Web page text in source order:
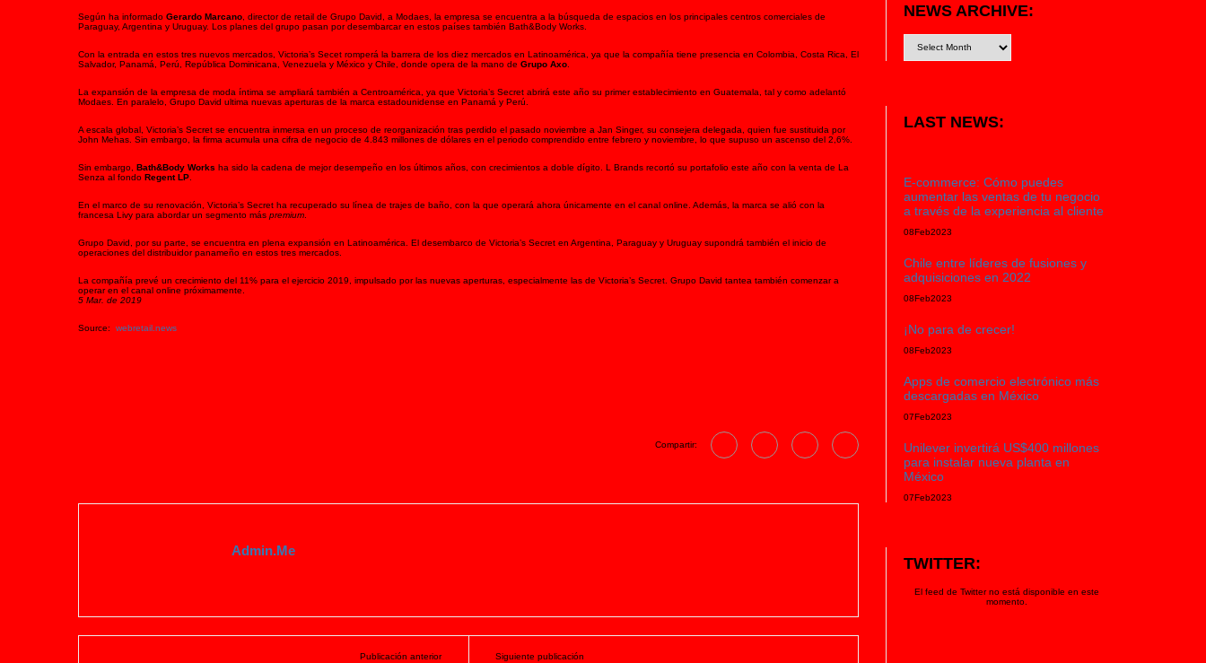
Según ha informado Gerardo Marcano , director de retail de Grupo David, a Modaes, la empresa se encuentra a la búsqueda de espacios en los principales centros comerciales de
Paraguay, Argentina y Uruguay. Los planes del grupo pasan por desembarcar en estos países también Bath&Body Works.
Con la entrada en estos tres nuevos mercados, Victoria’s Secet romperá la barrera de los diez mercados en Latinoamérica, ya que la compañía tiene presencia en Colombia, Costa Rica, El
Salvador, Panamá, Perú, República Dominicana, Venezuela y México y Chile, donde opera de la mano de Grupo Axo
La expansión de la empresa de moda íntima se ampliará también a Centroamérica, ya que Victoria’s Secret abrirá este año su primer establecimiento en Guatemala, tal y como adelantó
Modaes. En paralelo, Grupo David ultima nuevas aperturas de la marca estadounidense en Panamá y Perú.
A escala global, Victoria’s Secret se encuentra inmersa en un proceso de reorganización tras perdido el pasado noviembre a Jan Singer, su consejera delegada, quien fue sustituida por
John Mehas. Sin embargo, la firma acumula una cifra de negocio de 4.843 millones de dólares en el periodo comprendido entre febrero y noviembre, lo que supuso un ascenso del 2,6%.
Sin embargo, Bath&Body Works ha sido la cadena de mejor desempeño en los últimos años, con crecimientos a doble dígito. L Brands recortó su portafolio este año con la venta de La
Senza al fondo Regent LP
En el marco de su renovación, Victoria’s Secret ha recuperado su línea de trajes de baño, con la que operará ahora únicamente en el canal online. Además, la marca se alió con la
francesa Livy para abordar un segmento más premium
Grupo David, por su parte, se encuentra en plena expansión en Latinoamérica. El desembarco de Victoria’s Secret en Argentina, Paraguay y Uruguay supondrá también el inicio de
operaciones del distribuidor panameño en estos tres mercados.
La compañía prevé un crecimiento del 11% para el ejercicio 2019, impulsado por las nuevas aperturas, especialmente las de Victoria’s Secret. Grupo David tantea también comenzar a
operar en el canal online próximamente.
5 Mar. de 2019
Source: webretail.news
Compartir:
Admin.me
Publicación anterior Siguiente publicación
NEWS ARCHIVE:
LAST NEWS:
E-commerce: Cómo puedes
aumentar las ventas de tu negocio
a través de la experiencia al cliente
08Feb2023
Chile entre líderes de fusiones y
adquisiciones en 2022
08Feb2023
¡No para de crecer!
08Feb2023
Apps de comercio electrónico más
descargadas en México
07Feb2023
Unilever invertirá US$400 millones
para instalar nueva planta en
México
07Feb2023
TWITTER:
El feed de Twitter no está disponible en este
momento.